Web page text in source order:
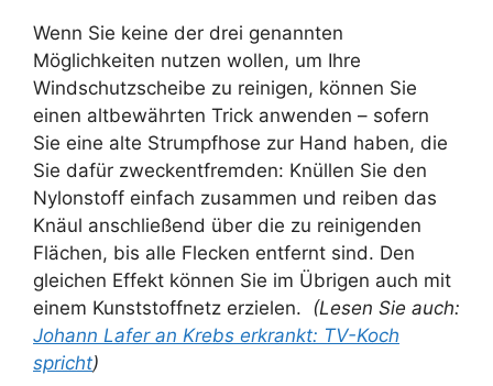
Wenn Sie keine der drei genannten
Möglichkeiten nutzen wollen, um Ihre
Windschutzscheibe zu reinigen, können Sie
einen altbewährten Trick anwenden – sofern
Sie eine alte Strumpfhose zur Hand haben, die
Sie dafür zweckentfremden: Knüllen Sie den
Nylonstoff einfach zusammen und reiben das
Knäul anschließend über die zu reinigenden
Flächen, bis alle Flecken entfernt sind. Den
gleichen Effekt können Sie im Übrigen auch mit
einem Kunststoffnetz erzielen. (Lesen Sie auch:
Johann Lafer an Krebs erkrankt: TV-Koch
spricht)